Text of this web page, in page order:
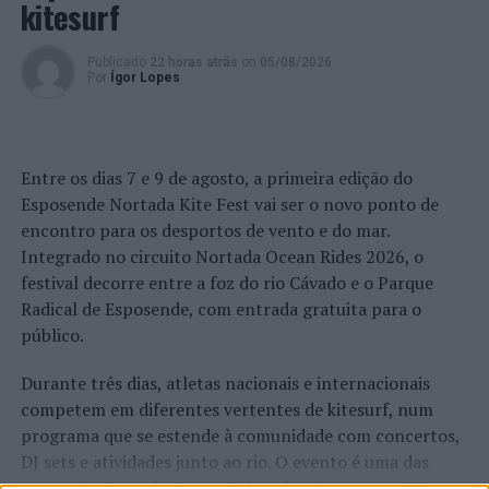
A participação na ceia e almoço implica uma pré-
inscrição, para os telefones (+351) 251 823 068 ou 965
TÓPICOS RELACIONADOS: DESTAQUE
FEIRA MEDIEVAL
GASTRONOMIA
HISTÓRIA SANFINS
TURISMO
VALENÇA
STCP com horários de “verão” a partir de sábado
NÃO PERCA
Distrito de Aveiro: PSP faz 14 detenções entre 12 e 16
de junho
kitesurf
Publicado 22 horas atrás on 05/08/2026
Por
Ígor Lopes
Entre os dias 7 e 9 de agosto, a primeira edição do
Esposende Nortada Kite Fest vai ser o novo ponto de
encontro para os desportos de vento e do mar.
Integrado no circuito Nortada Ocean Rides 2026, o
festival decorre entre a foz do rio Cávado e o Parque
Radical de Esposende, com entrada gratuita para o
público.
Durante três dias, atletas nacionais e internacionais
competem em diferentes vertentes de kitesurf, num
programa que se estende à comunidade com concertos,
DJ sets e atividades junto ao rio. O evento é uma das